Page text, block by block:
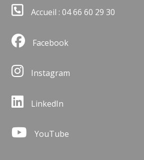
Accueil : 04 66 60 29 30
Facebook
Instagram
LinkedIn
YouTube